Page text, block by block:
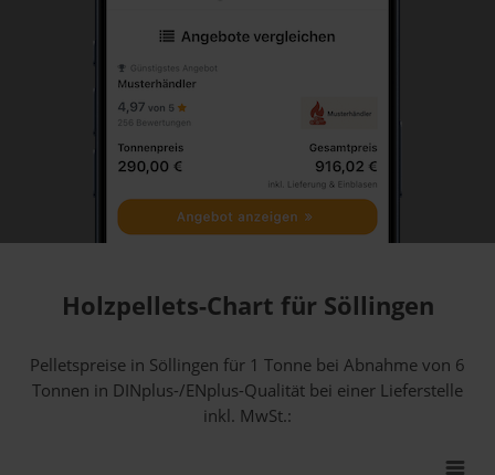
Holzpellets-Chart für Söllingen
Pelletspreise in Söllingen für 1 Tonne bei Abnahmevon 6
Tonnen in DINplus-/ENplus-Qualität bei einer Lieferstelle
inkl. MwSt.: